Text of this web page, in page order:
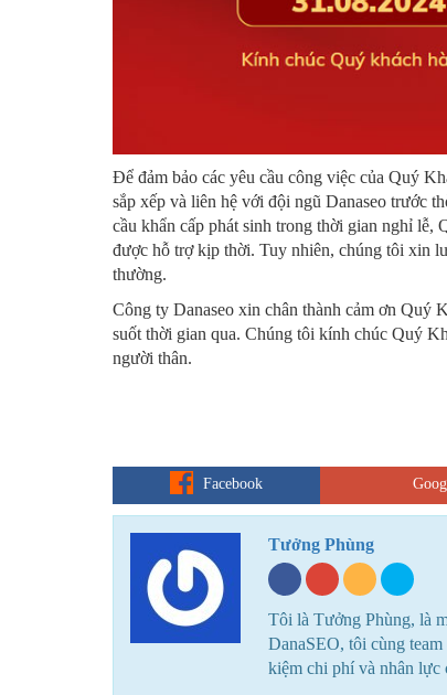
Để đảm bảo các yêu cầu công việc của Quý
sắp xếp và liên hệ với đội ngũ Danaseo trước
cầu khẩn cấp phát sinh trong thời gian nghỉ lễ,
được hỗ trợ kịp thời. Tuy nhiên, chúng tôi xin
thường.
Công ty Danaseo xin chân thành cảm ơn Quý
suốt thời gian qua. Chúng tôi kính chúc Quý
người thân.
Facebook
Tưởng Phùng
Tôi là Tưởng Phùng, là
DanaSEO, tôi cùng
kiệm chi phí và nhân lực